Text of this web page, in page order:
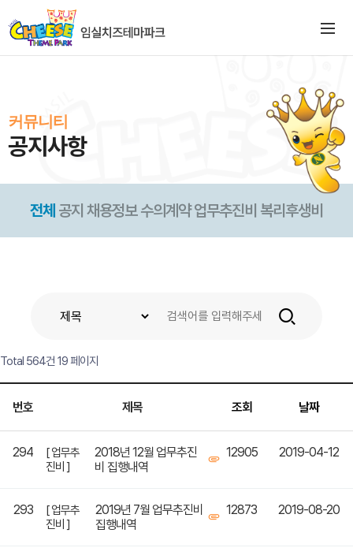
커뮤니티
공지사항
전체 공지 채용정보 수의계약 업무추진비 복리후생비
Total 564건 19 페이지
번호 제목 조회 날짜
294
[ 업무추
진비 ]
2018년 12월 업무추진
비 집행내역
12905 2019-04-12
293
[ 업무추
진비 ]
2019년 7월 업무추진비
집행내역
12873 2019-08-20